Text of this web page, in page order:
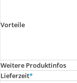
Vorteile
Weitere Produktinfos
Lieferzeit*